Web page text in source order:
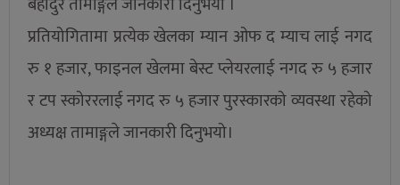
प्रतियोगितामा प्रत्येक खेलका म्यान ओफ द म्याच लाई नगद
रु १ हजार, फाइनल खेलमा बेस्ट प्लेयरलाई नगद रु ५ हजार
र टप स्कोररलाई नगद रु ५ हजार पुरस्कारको व्यवस्था रहेको
अध्यक्ष तामाङ्गले जानकारी दिनुभयो।